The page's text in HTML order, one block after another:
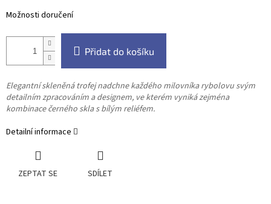
Možnosti doručení
Přidat do košíku
Elegantní skleněná trofej nadchne každého milovníka rybolovu svým
detailním zpracováním a designem, ve kterém vyniká zejména
kombinace černého skla s bílým reliéfem.
Detailní informace
ZEPTAT SE SDÍLET